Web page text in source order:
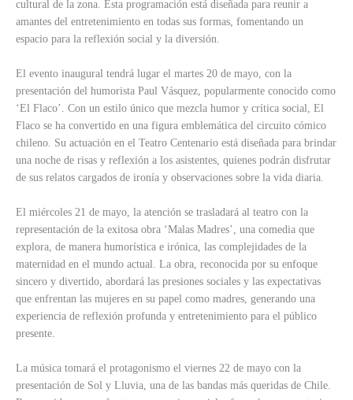
cultural de la zona. Esta programación está diseñada para reunir a
amantes del entretenimiento en todas sus formas, fomentando un
espacio para la reflexión social y la diversión.
El evento inaugural tendrá lugar el martes 20 de mayo, con la
presentación del humorista Paul Vásquez, popularmente conocido como
‘El Flaco’. Con un estilo único que mezcla humor y crítica social, El
Flaco se ha convertido en una figura emblemática del circuito cómico
chileno. Su actuación en el Teatro Centenario está diseñada para brindar
una noche de risas y reflexión a los asistentes, quienes podrán disfrutar
de sus relatos cargados de ironía y observaciones sobre la vida diaria.
El miércoles 21 de mayo, la atención se trasladará al teatro con la
representación de la exitosa obra ‘Malas Madres’, una comedia que
explora, de manera humorística e irónica, las complejidades de la
maternidad en el mundo actual. La obra, reconocida por su enfoque
sincero y divertido, abordará las presiones sociales y las expectativas
que enfrentan las mujeres en su papel como madres, generando una
experiencia de reflexión profunda y entretenimiento para el público
presente.
La música tomará el protagonismo el viernes 22 de mayo con la
presentación de Sol y Lluvia, una de las bandas más queridas de Chile.